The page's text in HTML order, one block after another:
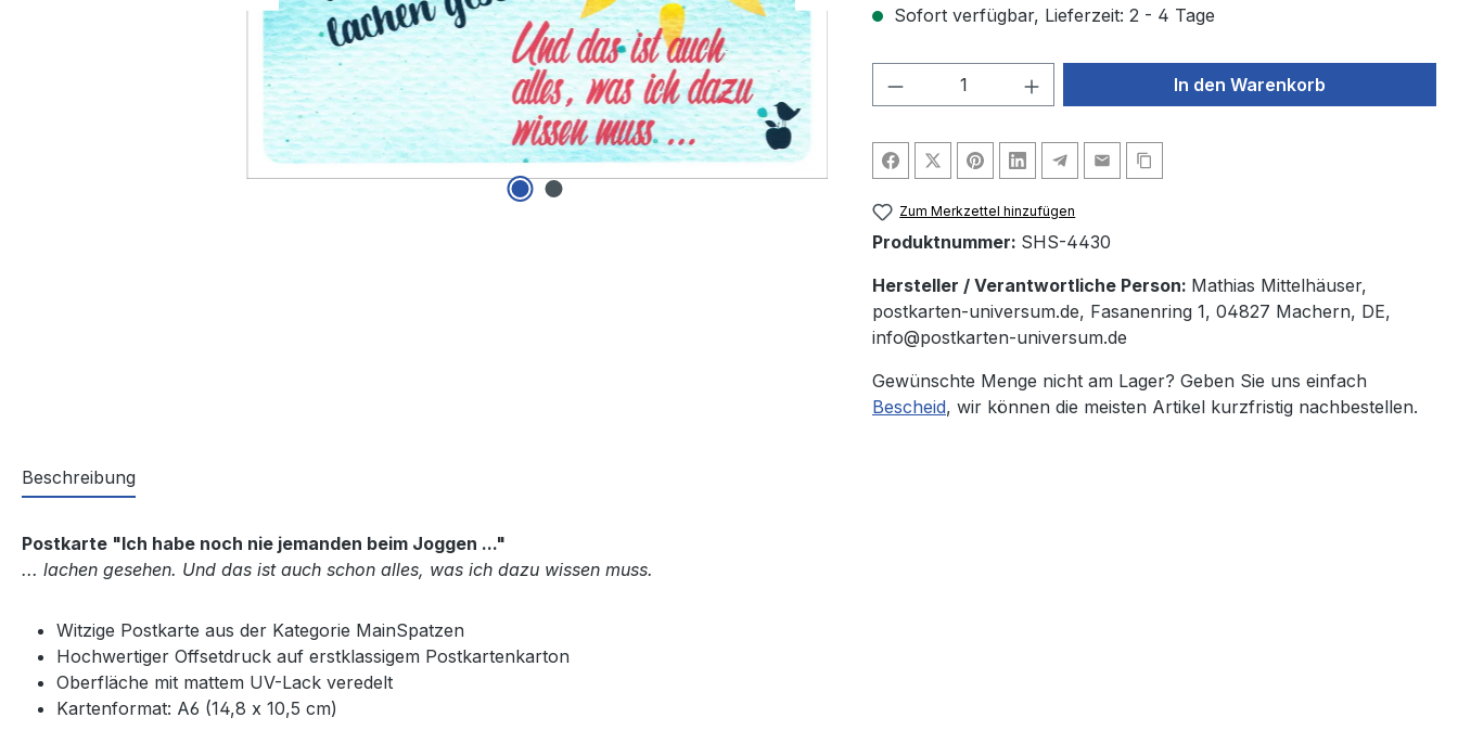
Sofort verfügbar, Lieferzeit: 2 - 4 Tage
Produkt Anzahl: Gib den gewünschten Wert
In den Warenkorb
Zum Merkzettel hinzufügen
Produktnummer: SHS-4430
Hersteller / Verantwortliche Person: Mathias Mittelhäuser,
postkarten-universum.de, Fasanenring 1, 04827 Machern, DE,
info@postkarten-universum.de
Gewünschte Menge nicht am Lager? Geben Sie uns einfach
Bescheid, wir können die meisten Artikel kurzfristig nachbestellen.
Beschreibung
Postkarte "Ich habe noch nie jemanden beim Joggen ..."
... lachen gesehen. Und das ist auch schon alles, was ich dazu wissen muss.
Witzige Postkarte aus der Kategorie MainSpatzen
Hochwertiger Offsetdruck auf erstklassigem Postkartenkarton
Oberfläche mit mattem UV-Lack veredelt
Kartenformat: A6 (14,8 x 10,5 cm)